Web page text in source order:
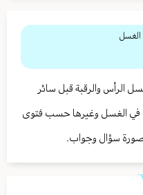
الغسل
الرأس والرقبة قبل سائر
في الغسل وغيرها حسب فتوى
صورة سؤال وجواب.